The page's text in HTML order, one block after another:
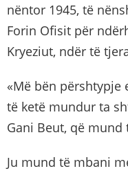
nëntor 1945, të
Forin Ofisit për
Kryeziut, ndër të
«Më bën përshtypje
të ketë mundur ta
Gani Beut, që
Ju mund të mbani